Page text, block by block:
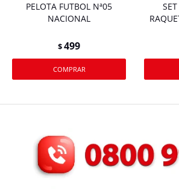
PELOTA FUTBOL Nª05
NACIONAL
$499